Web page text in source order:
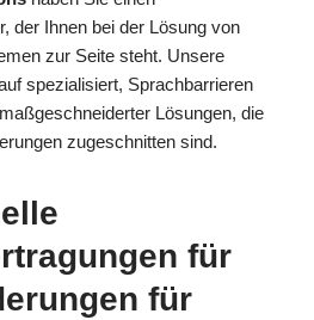
der Ihnen bei der Lösung von
zur Seite steht. Unsere
spezialisiert, Sprachbarrieren
Lösungen, die
zugeschnitten sind.
für
für